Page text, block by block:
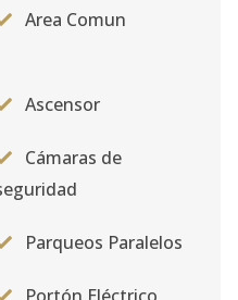
Area Comun
Ascensor
Cámaras de
Parqueos Paralelos